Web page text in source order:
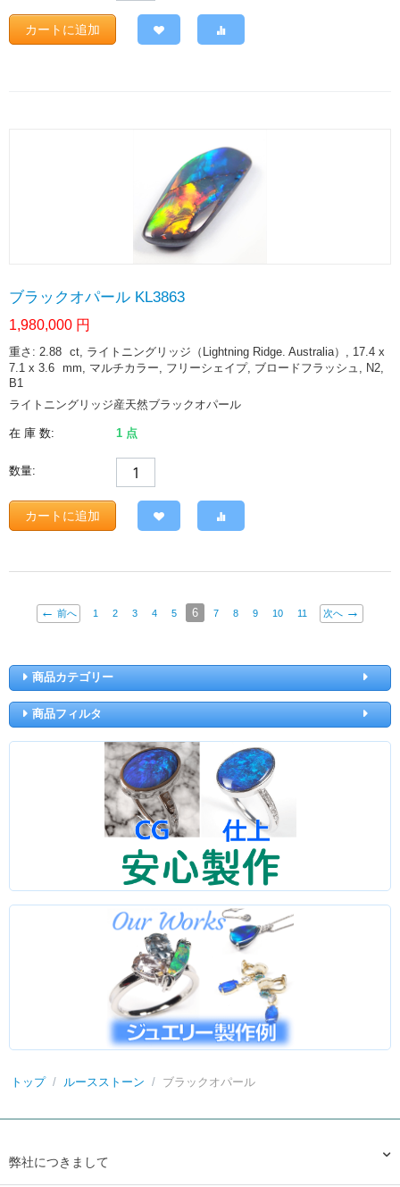
カートに追加
ブラックオパール KL3863
1,980,000 円
重さ: 2.88 ct, ライトニングリッジ（Lightning Ridge. Australia）, 17.4 x
7.1 x 3.6 mm, マルチカラー, フリーシェイプ, ブロードフラッシュ, N2,
B1
ライトニングリッジ産天然ブラックオパール
在 庫 数: 1 点
数量:
カートに追加
前へ 1 2 3 4 5 6 7 8 9 10 11 次へ
商品カテゴリー
商品フィルタ
トップ / ルースストーン / ブラックオパール
弊社につきまして